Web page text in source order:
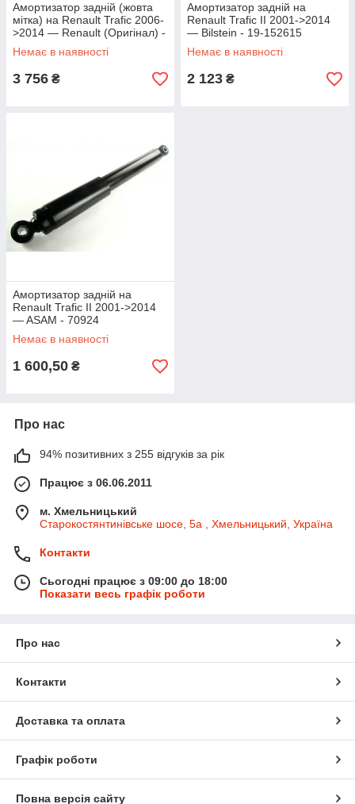
Амортизатор задній (жовта
мітка) на Renault Trafic 2006-
>2014 — Renault (Оригінал) -
7701066495
Немає в наявності
3 756 ₴
Амортизатор задній на
Renault Trafic II 2001->2014
— Bilstein - 19-152615
Немає в наявності
2 123 ₴
Амортизатор задній на
Renault Trafic II 2001->2014
— ASAM - 70924
Немає в наявності
1 600,50 ₴
Про нас
94% позитивних з 255 відгуків за рік
Працює з 06.06.2011
м. Хмельницький
Старокостянтинівське шосе, 5а , Хмельницький, Україна
Контакти
Сьогодні працює з 09:00 до 18:00
Показати весь графік роботи
Про нас
Контакти
Доставка та оплата
Графік роботи
Повна версія сайту